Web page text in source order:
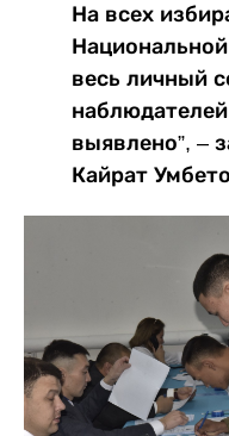
На всех
весь личный
выявлено”, –
Кайрат